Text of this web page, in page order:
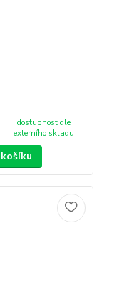
dostupnost dle
externího skladu